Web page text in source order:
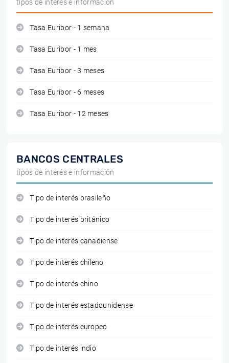
tipos de interés e información
Tasa Euribor - 1 semana
Tasa Euribor - 1 mes
Tasa Euribor - 3 meses
Tasa Euribor - 6 meses
Tasa Euribor - 12 meses
BANCOS CENTRALES
tipos de interés e información
Tipo de interés brasileño
Tipo de interés británico
Tipo de interés canadiense
Tipo de interés chileno
Tipo de interés chino
Tipo de interés estadounidense
Tipo de interés europeo
Tipo de interés indio